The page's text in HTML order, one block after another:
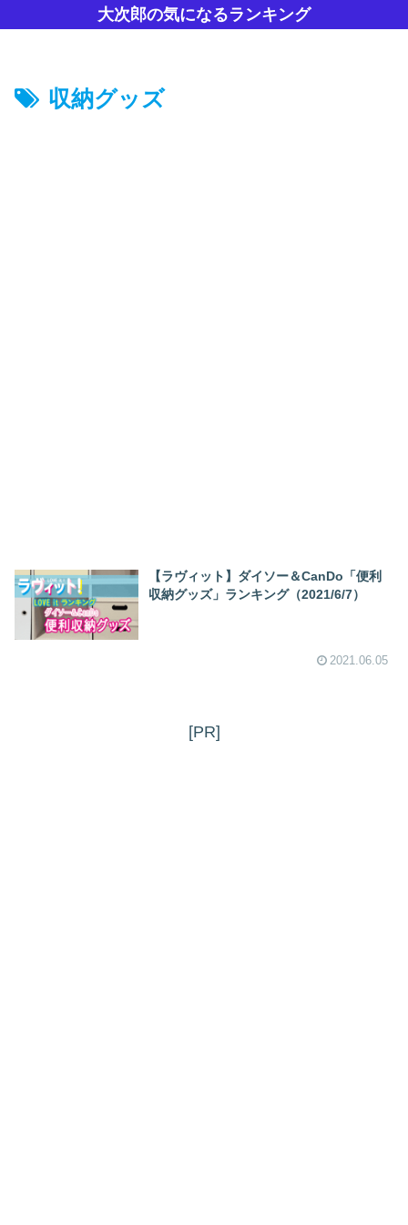
大次郎の気になるランキング
収納グッズ
【ラヴィット】ダイソー＆CanDo「便利
収納グッズ」ランキング（2021/6/7）
2021.06.05
[PR]